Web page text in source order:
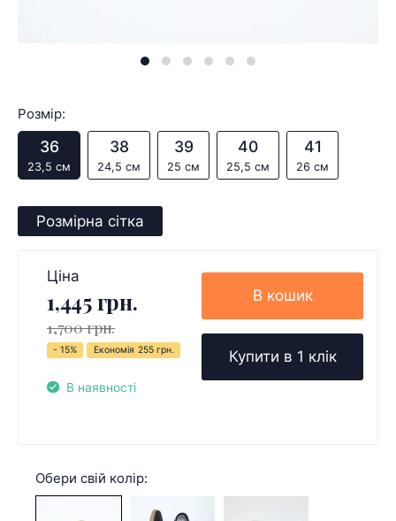
Розмір:
36
23,5 см
38
24,5 см
39
25 см
40
25,5 см
41
26 см
Розмірна сітка
Ціна
1,445 грн.
1,700 грн.
- 15% Економія 255 грн.
В наявності
В кошик
Купити в 1 клік
Обери свій колір: